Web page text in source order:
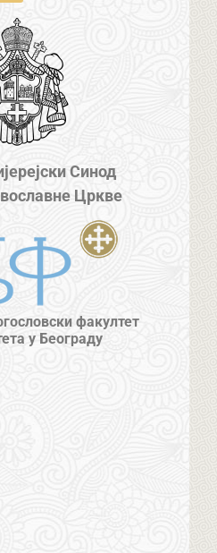
Синод
Цркве
факултет
у Београду